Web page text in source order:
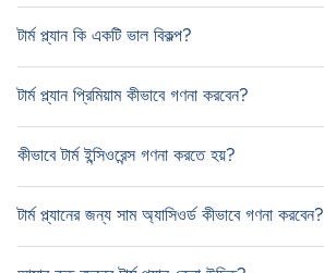
টার্ম প্ল্যান কি একটি ভাল বিকল্প?
টার্ম প্ল্যান প্রিমিয়াম কীভাবে গণনা করবেন?
কীভাবে টার্ম ইন্সিওরেন্স গণনা করতে হয়?
টার্ম প্ল্যানের জন্য সাম অ্যাসিওর্ড কীভাবে গণনা করবেন?